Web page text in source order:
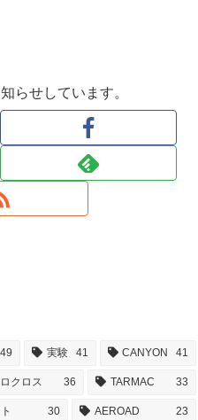
らせしています。
49 実験 41 CANYON 41
クロス 36 TARMAC 33
30 AEROAD 23